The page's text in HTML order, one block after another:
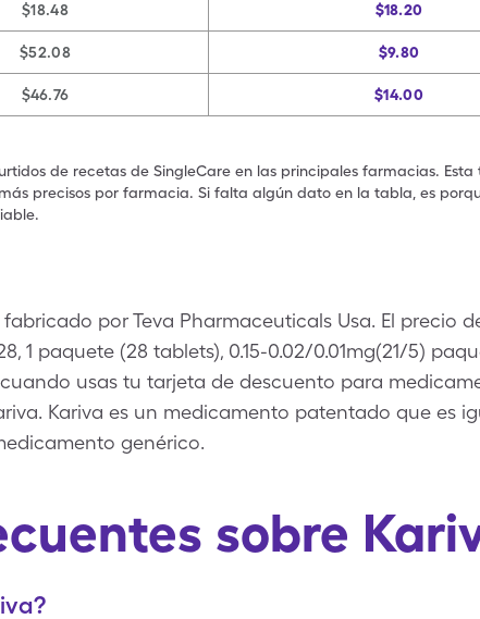
$18.48 $18.20
$52.08 $9.80
$46.76 $14.00
de recetas de SingleCare en las principales farmacias. Esta
precisos por farmacia. Si falta algún dato en la tabla, es
por Teva Pharmaceuticals Usa. El precio
1 paquete (28 tablets), 0.15-0.02/0.01mg(21/5)
usas tu tarjeta de descuento para
Kariva es un medicamento patentado que es
genérico.
sobre